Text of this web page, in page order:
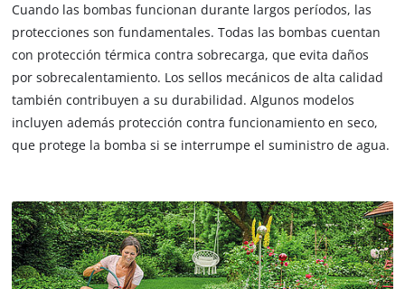
Cuando las bombas funcionan durante largos períodos, las
protecciones son fundamentales. Todas las bombas cuentan
con protección térmica contra sobrecarga, que evita daños
por sobrecalentamiento. Los sellos mecánicos de alta calidad
también contribuyen a su durabilidad. Algunos modelos
incluyen además protección contra funcionamiento en seco,
que protege la bomba si se interrumpe el suministro de agua.